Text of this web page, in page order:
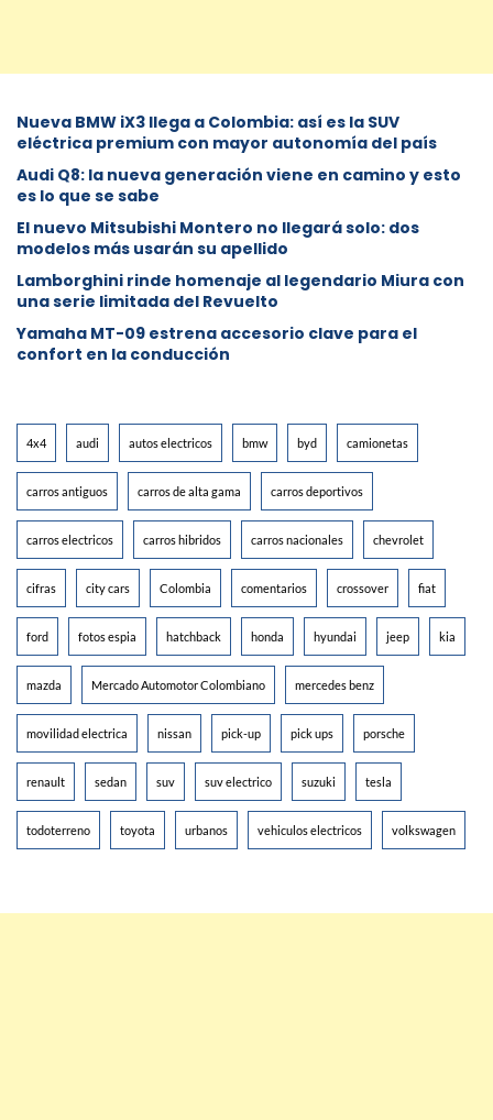
Nueva BMW iX3 llega a Colombia: así es la SUV
eléctrica premium con mayor autonomía del país
Audi Q8: la nueva generación viene en camino y esto
es lo que se sabe
⁠El nuevo Mitsubishi Montero no llegará solo: dos
modelos más usarán su apellido
Lamborghini rinde homenaje al legendario Miura con
una serie limitada del Revuelto
Yamaha MT-09 estrena accesorio clave para el
confort en la conducción
4x4 audi autos electricos bmw byd camionetas
carros antiguos carros de alta gama carros deportivos
carros electricos carros hibridos carros nacionales chevrolet
cifras city cars Colombia comentarios crossover fiat
ford fotos espia hatchback honda hyundai jeep kia
mazda Mercado Automotor Colombiano mercedes benz
movilidad electrica nissan pick-up pick ups porsche
renault sedan suv suv electrico suzuki tesla
todoterreno toyota urbanos vehiculos electricos volkswagen